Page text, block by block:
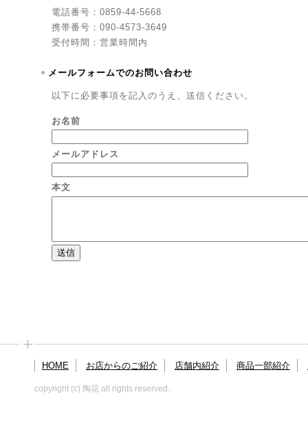
電話番号：0859-44-5668
携帯番号：090-4573-3649
受付時間：営業時間内
メールフォームでのお問い合わせ
以下に必要事項を記入のうえ、送信ください。
お名前
メールアドレス
本文
HOME お店からのご紹介 店舗内紹介 商品一部紹介
copyright (c) 陶花 all rights reserved.